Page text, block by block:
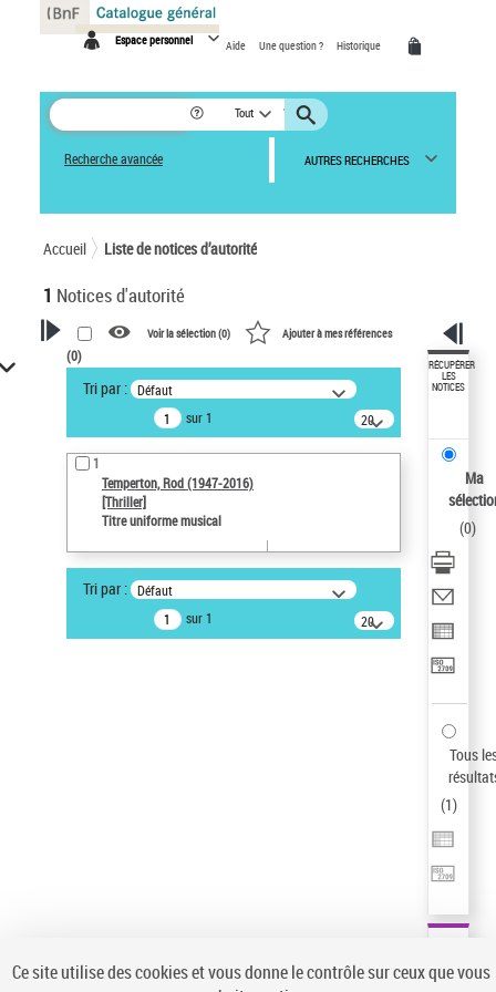
Espace personnel Aide Une question ? Historique
Tout
Recherche avancée AUTRES RECHERCHES
Accueil Liste de notices d’autorité
1 Notices d'autorité
VOTRE RECHERCHE
Recherche avancée dans les
notices d’autorité
Œuvres liées à l'auteur :
Temperton, Rod (1947-2016)
Sauvegarder votre recherche
AFFINER
Type de notice d'autorité
Voir la sélection (0) Ajouter à mes références
(0)
Tri par : Défaut
sur 1
20
résultats/page
1
Temperton, Rod (1947-2016)
[Thriller]
Titre uniforme musical
Tri par : Défaut
sur 1
20
résultats/page
RÉCUPÉRER
LES
NOTICES
Ma
(0)
Tous
(1)
Panneau de gestion des cookies
Ce site utilise des cookies et vous donne le contrôle sur ceux que vous